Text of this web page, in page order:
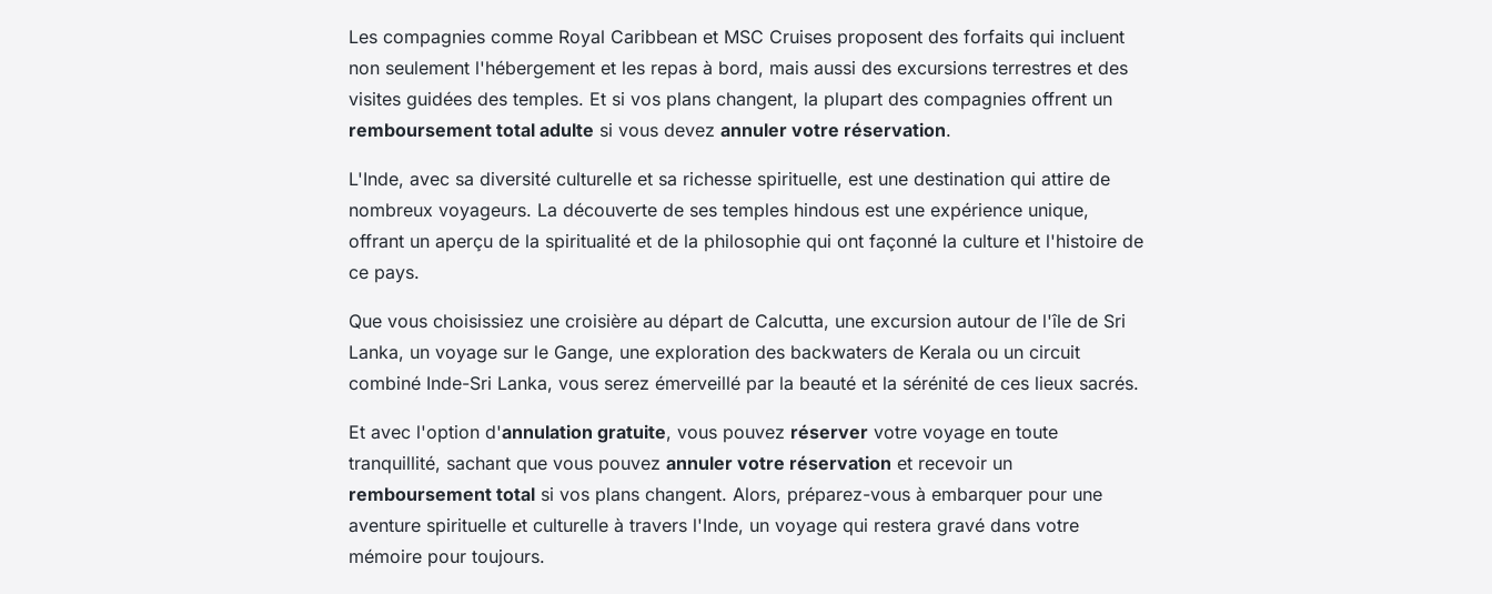
Les compagnies comme Royal Caribbean et MSC Cruises proposent des forfaits qui incluent
non seulement l'hébergement et les repas à bord, mais aussi des excursions terrestres et des
visites guidées des temples. Et si vos plans changent, la plupart des compagnies offrent un
remboursement total adulte si vous devez annuler votre réservation.
L'Inde, avec sa diversité culturelle et sa richesse spirituelle, est une destination qui attire de
nombreux voyageurs. La découverte de ses temples hindous est une expérience unique,
offrant un aperçu de la spiritualité et de la philosophie qui ont façonné la culture et l'histoire de
ce pays.
Que vous choisissiez une croisière au départ de Calcutta, une excursion autour de l'île de Sri
Lanka, un voyage sur le Gange, une exploration des backwaters de Kerala ou un circuit
combiné Inde-Sri Lanka, vous serez émerveillé par la beauté et la sérénité de ces lieux sacrés.
Et avec l'option d'annulation gratuite, vous pouvez réserver votre voyage en toute
tranquillité, sachant que vous pouvez annuler votre réservation et recevoir un
remboursement total si vos plans changent. Alors, préparez-vous à embarquer pour une
aventure spirituelle et culturelle à travers l'Inde, un voyage qui restera gravé dans votre
mémoire pour toujours.